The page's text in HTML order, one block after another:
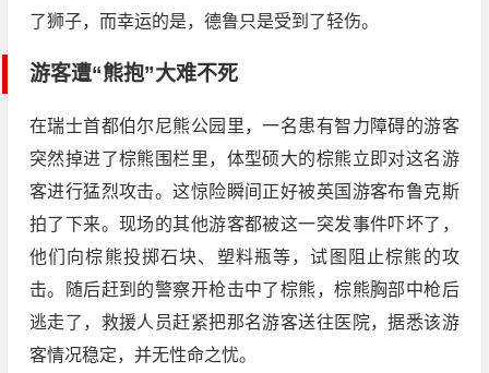
了狮子，而幸运的是，德鲁只是受到了轻伤。
游客遭“熊抱”大难不死
在瑞士首都伯尔尼熊公园里，一名患有智力障碍的游客
突然掉进了棕熊围栏里，体型硕大的棕熊立即对这名游
客进行猛烈攻击。这惊险瞬间正好被英国游客布鲁克斯
拍了下来。现场的其他游客都被这一突发事件吓坏了，
他们向棕熊投掷石块、塑料瓶等，试图阻止棕熊的攻
击。随后赶到的警察开枪击中了棕熊，棕熊胸部中枪后
逃走了，救援人员赶紧把那名游客送往医院，据悉该游
客情况稳定，并无性命之忧。